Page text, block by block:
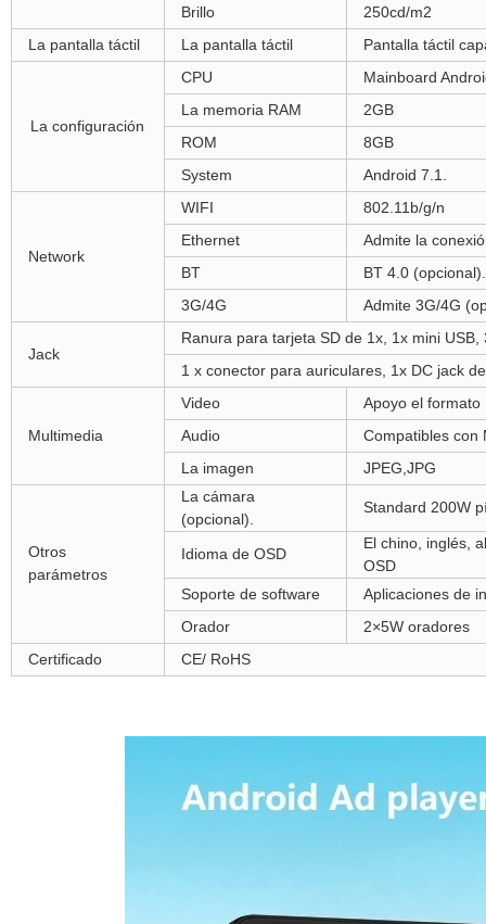
Brillo
250cd/m2
La pantalla táctil
La pantalla táctil Pantalla táctil
La configuración
CPU
Mainboard
La memoria RAM
2GB
ROM
8GB
System
Android 7.1.
Network
WIFI
802.11b/g/n
Ethernet
Admite la
BT
BT 4.0 (opcional).
3G/4G
Admite 3G/4G
Jack
Ranura para tarjeta SD de 1x, 1x mini
1 x conector para auriculares, 1x DC jack
Multimedia
Video
Apoyo el formato
Audio
Compatibles con
La imagen
JPEG,JPG
Otros
parámetros
La cámara
(opcional).
Standard 200W
Idioma de OSD
El chino, inglés,
OSD
Soporte de software
Aplicaciones de
Orador
2×5W oradores
Certificado
CE/ RoHS